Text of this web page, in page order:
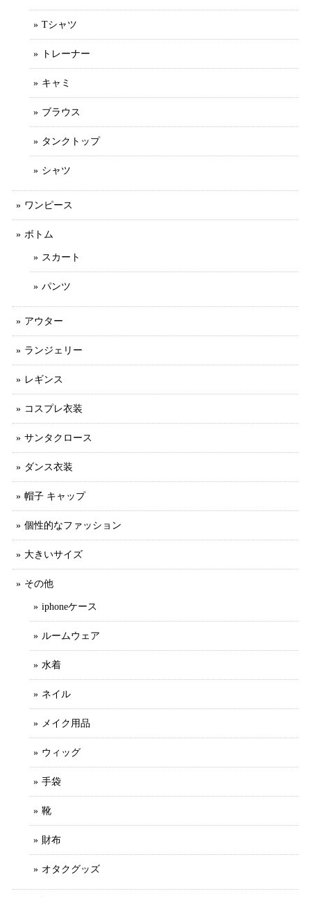
Tシャツ
トレーナー
キャミ
ブラウス
タンクトップ
シャツ
ワンピース
ボトム
スカート
パンツ
アウター
ランジェリー
レギンス
コスプレ衣装
サンタクロース
ダンス衣装
帽子 キャップ
個性的なファッション
大きいサイズ
その他
iphoneケース
ルームウェア
水着
ネイル
メイク用品
ウィッグ
手袋
靴
財布
オタクグッズ